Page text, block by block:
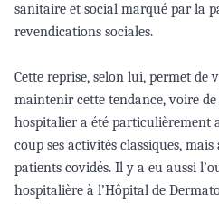
sanitaire et social marqué par la
revendications sociales.
Cette reprise, selon lui, permet de
maintenir cette tendance, voire de
hospitalier a été particulièrement
coup ses activités classiques,
patients covidés. Il y a eu aussi
hospitalière à l’Hôpital de